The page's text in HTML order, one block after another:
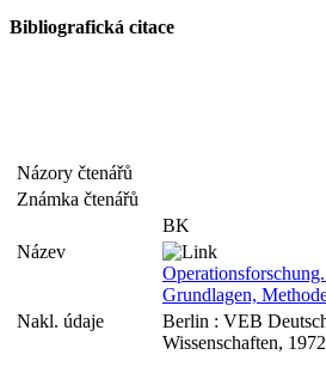
Bibliografická citace
Názory čtenářů
Známka čtenářů
BK
Název
Grundlagen,
Nakl. údaje
Berlin : VEB
Wissenschaften, 1972